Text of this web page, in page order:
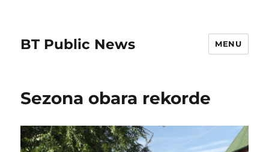
BT Public News MENU
Sezona obara rekorde